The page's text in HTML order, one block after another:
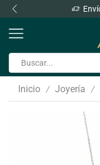
Inicio / Joyería /